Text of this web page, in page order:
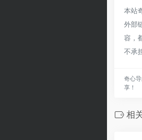
本站
外部
容，
不承
奇心
享！
相